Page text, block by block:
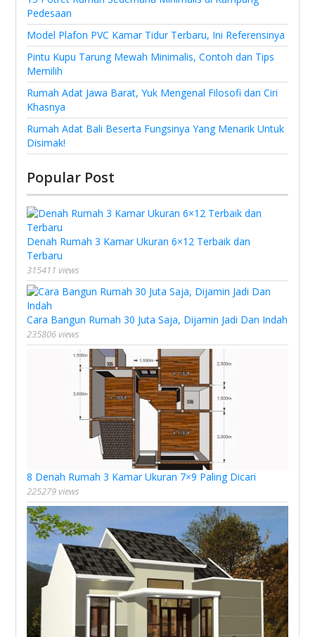
Pedesaan
Model Plafon PVC Kamar Tidur Terbaru, Ini Referensinya
Pintu Kupu Tarung Mewah Minimalis, Contoh dan Tips
Memilih
Rumah Adat Jawa Barat, Yuk Mengenal Filosofi dan Ciri
Khasnya
Rumah Adat Bali Beserta Fungsinya Yang Menarik Untuk
Disimak!
Popular Post
Denah Rumah 3 Kamar Ukuran 6×12 Terbaik dan
Terbaru
315411 views
Cara Bangun Rumah 30 Juta Saja, Dijamin Jadi Dan Indah
235806 views
8 Denah Rumah 3 Kamar Ukuran 7×9 Paling Dicari
225279 views